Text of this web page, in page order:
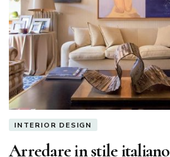
INTERIOR DESIGN
Arredare in stile italiano